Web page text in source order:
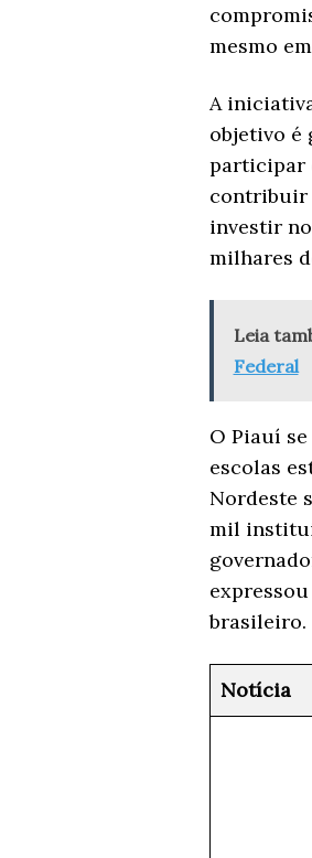
mesmo
A
objetivo é
participar
contribuir
investir
milhares
Leia
Federal
O Piauí
escolas
Nordeste
mil
brasileiro.
Notícia